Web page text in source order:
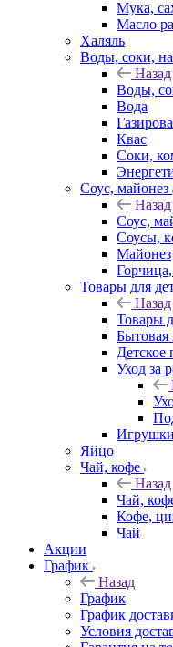
Мука,
Масло
Халяль
Воды, соки,
Назад
Воды,
Вода
Квас
Соки,
Соус, майонез
Назад
Соус,
Соусы,
Майонез
Товары для
Назад
Товары
Бытовая
Детское
Уход за
Игрушки
Яйцо
Чай, кофе
Назад
Чай,
Кофе,
Чай
Акции
График
Назад
График
График
Условия